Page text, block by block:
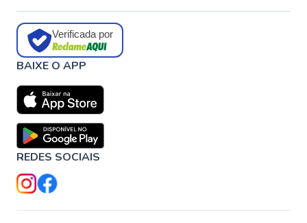
Verificada por
BAIXE O APP
REDES SOCIAIS